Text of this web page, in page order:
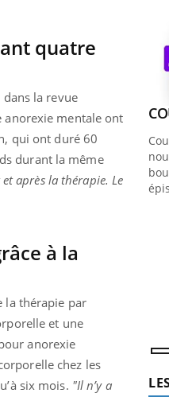
quatre
la revue
anorexie mentale ont
qui ont duré 60
durant la même
après la thérapie. Le
à la
la thérapie par
et une
anorexie
chez les
six mois. "Il n’y a
» pour
à la médecine
en matière de bilan de